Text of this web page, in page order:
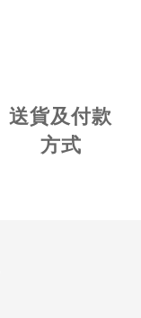
送貨及付款
方式